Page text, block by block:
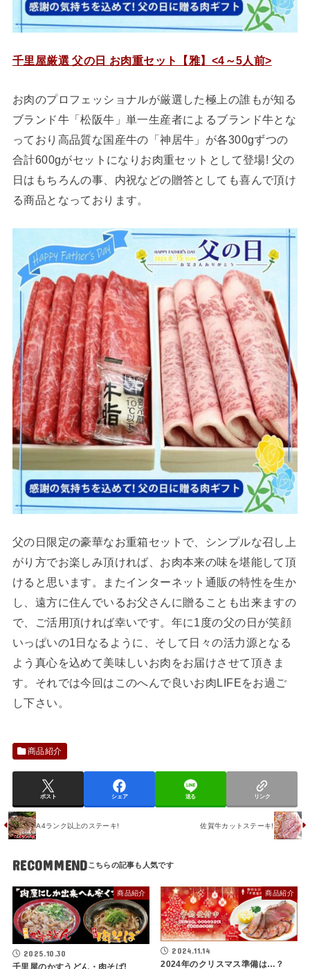
千里屋厳選 父の日 お肉重セット【雅】<4～5人前>
お肉のプロフェッショナルが厳選した極上の誰もが知る
ブランド牛「松阪牛」単一生産者によるブランド牛とな
っており高品質な国産牛の「神居牛」が各300gずつの
合計600gがセットになりお肉重セットとして登場! 父の
日はもちろんの事、内祝などの贈答としても喜んで頂け
る商品となっております。
父の日限定の豪華なお重箱セットで、シンプルな召し上
がり方でお楽しみ頂ければ、お肉本来の味を堪能して頂
けると思います。またインターネット通販の特性を生か
し、遠方に住んでいるお父さんに贈ることも出来ますの
で、ご活用頂ければ幸いです。年に1度の父の日が笑顔
いっぱいの1日なるように、そして日々の活力源となる
よう真心を込めて美味しいお肉をお届けさせて頂きま
す。それでは今回はこのへんで良いお肉LIFEをお過ご
し下さい。
商品紹介
ポスト シェア 送る リンク
A4ランク以上のステーキ! 佐賀牛カットステーキ!
RECOMMEND
商品紹介
2025.10.30
千里屋のかすうどん・肉そば!
商品紹介
2024.11.14
2024年のクリスマス準備は…？